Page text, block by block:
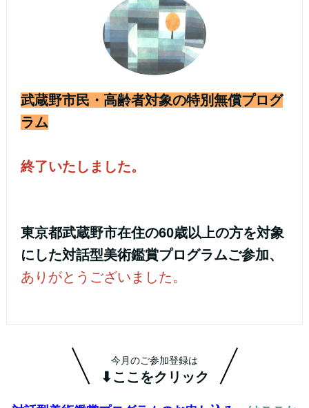
武蔵野市民・高齢者対象の特別無償プログ
ラム
終了いたしました。
東京都武蔵野市在住の60歳以上の方を対象
にした対話型美術鑑賞プログラムご参加、
ありがとうございました。
今月のご参加登録は
⬇ここをクリック